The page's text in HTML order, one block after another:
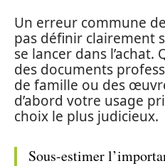
Un erreur commune
pas définir clairement
se lancer dans l’achat.
des documents
de famille ou des
d’abord votre usage
choix le plus judicieux.
Sous-estimer